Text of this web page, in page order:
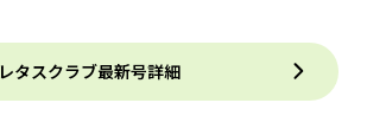
レタスクラブ最新号詳細